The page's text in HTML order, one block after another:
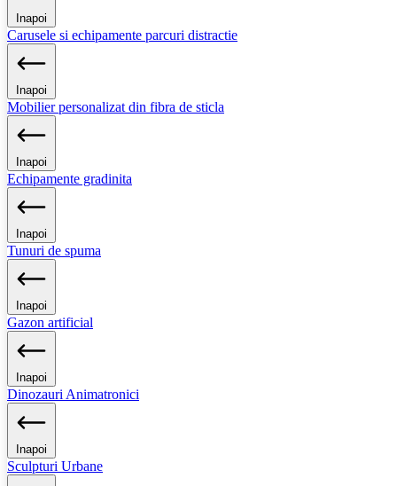
Inapoi
Carusele si echipamente parcuri distractie
Inapoi
Mobilier personalizat din fibra de sticla
Inapoi
Echipamente gradinita
Inapoi
Tunuri de spuma
Inapoi
Gazon artificial
Inapoi
Dinozauri Animatronici
Inapoi
Sculpturi Urbane